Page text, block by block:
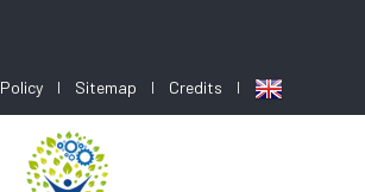
Sitemap Credits